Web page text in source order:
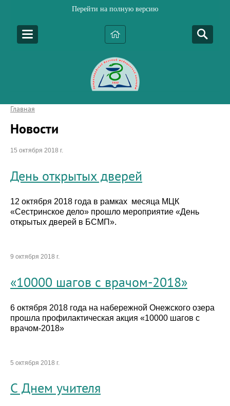
Перейти на полную версию
Главная
Новости
15 октября 2018 г.
День открытых дверей
12 октября 2018 года в рамках месяца МЦК
«Сестринское дело» прошло мероприятие «День
открытых дверей в БСМП».
9 октября 2018 г.
«10000 шагов с врачом-2018»
6 октября 2018 года на набережной Онежского озера
прошла профилактическая акция «10000 шагов с
врачом-2018»
5 октября 2018 г.
С Днем учителя